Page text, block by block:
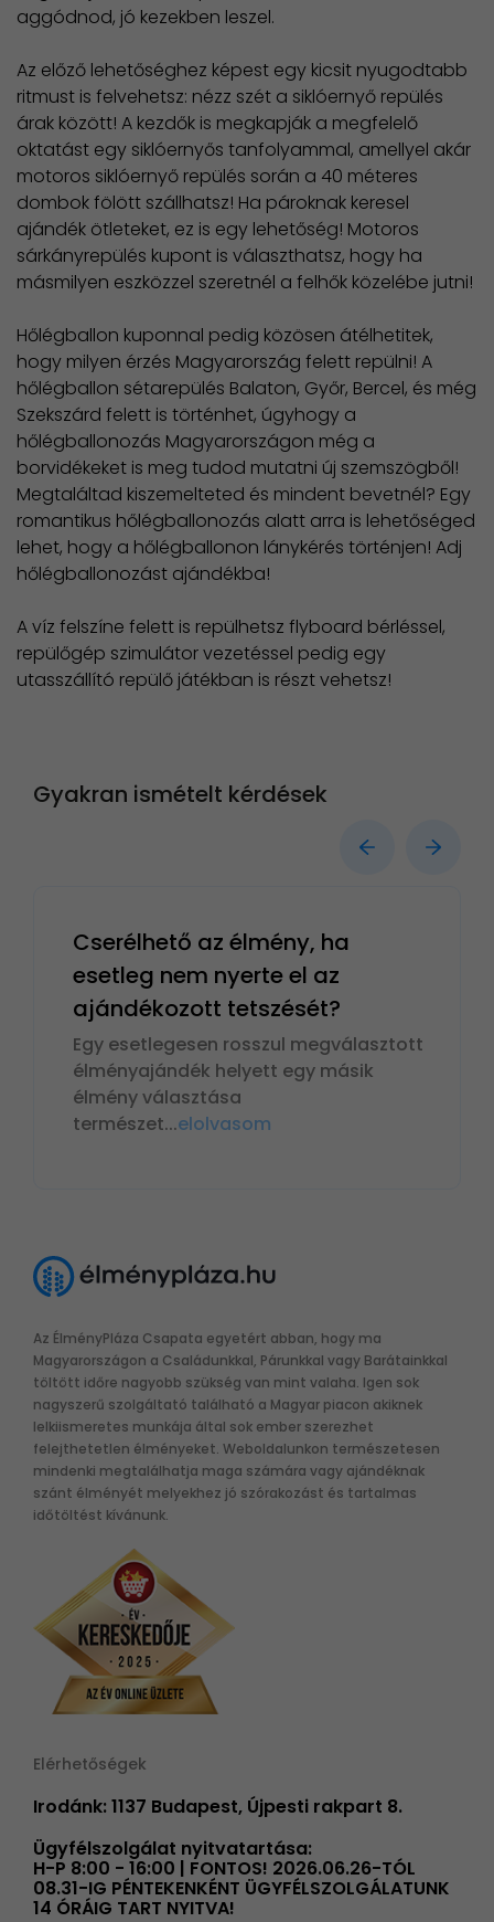
aggódnod, jó kezekben leszel.
Az előző lehetőséghez képest egy kicsit nyugodtabb
ritmust is felvehetsz: nézz szét a siklóernyő repülés
árak között! A kezdők is megkapják a megfelelő
oktatást egy siklóernyős tanfolyammal, amellyel akár
motoros siklóernyő repülés során a 40 méteres
dombok fölött szállhatsz! Ha pároknak keresel
ajándék ötleteket, ez is egy lehetőség! Motoros
sárkányrepülés kupont is választhatsz, hogy ha
másmilyen eszközzel szeretnél a felhők közelébe jutni!
Hőlégballon kuponnal pedig közösen átélhetitek,
hogy milyen érzés Magyarország felett repülni! A
hőlégballon sétarepülés Balaton, Győr, Bercel, és még
Szekszárd felett is történhet, úgyhogy a
hőlégballonozás Magyarországon még a
borvidékeket is meg tudod mutatni új szemszögből!
Megtaláltad kiszemelteted és mindent bevetnél? Egy
romantikus hőlégballonozás alatt arra is lehetőséged
lehet, hogy a hőlégballonon lánykérés történjen! Adj
hőlégballonozást ajándékba!
A víz felszíne felett is repülhetsz flyboard bérléssel,
repülőgép szimulátor vezetéssel pedig egy
utasszállító repülő játékban is részt vehetsz!
Gyakran ismételt kérdések
Cserélhető az élmény, ha
esetleg nem nyerte el az
ajándékozott tetszését?
Egy esetlegesen rosszul megválasztott
élményajándék helyett egy másik
élmény választása
természet...elolvasom
Az ÉlményPláza Csapata egyetért abban, hogy ma
Magyarországon a Családunkkal, Párunkkal vagy Barátainkkal
töltött időre nagyobb szükség van mint valaha. Igen sok
nagyszerű szolgáltató található a Magyar piacon akiknek
lelkiismeretes munkája által sok ember szerezhet
felejthetetlen élményeket. Weboldalunkon természetesen
mindenki megtalálhatja maga számára vagy ajándéknak
szánt élményét melyekhez jó szórakozást és tartalmas
időtöltést kívánunk.
Elérhetőségek
Irodánk: 1137 Budapest, Újpesti rakpart 8.
Ügyfélszolgálat nyitvatartása:
H-P 8:00 - 16:00 | FONTOS! 2026.06.26-TÓL
08.31-IG PÉNTEKENKÉNT ÜGYFÉLSZOLGÁLATUNK
14 ÓRÁIG TART NYITVA!